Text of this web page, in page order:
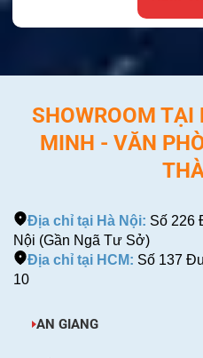
SHOWROOM TẠI
MINH - VĂN
Địa chỉ tại Hà Nội: Số 226
Nội (Gần Ngã Tư Sở)
Địa chỉ tại HCM: Số 137
10
AN GIANG